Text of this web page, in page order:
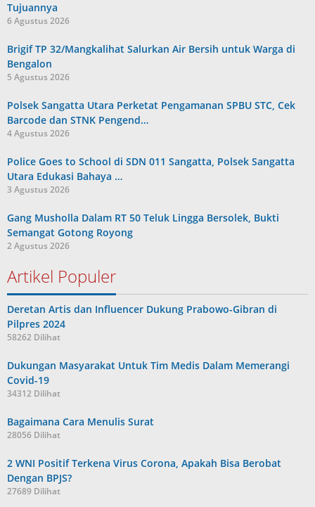
Tujuannya
6 Agustus 2026
Brigif TP 32/Mangkalihat Salurkan Air Bersih untuk Warga di
Bengalon
5 Agustus 2026
Polsek Sangatta Utara Perketat Pengamanan SPBU STC, Cek
Barcode dan STNK Pengend…
4 Agustus 2026
Police Goes to School di SDN 011 Sangatta, Polsek Sangatta
Utara Edukasi Bahaya …
3 Agustus 2026
Gang Musholla Dalam RT 50 Teluk Lingga Bersolek, Bukti
Semangat Gotong Royong
2 Agustus 2026
Artikel Populer
Deretan Artis dan Influencer Dukung Prabowo-Gibran di
Pilpres 2024
58262 Dilihat
Dukungan Masyarakat Untuk Tim Medis Dalam Memerangi
Covid-19
34312 Dilihat
Bagaimana Cara Menulis Surat
28056 Dilihat
2 WNI Positif Terkena Virus Corona, Apakah Bisa Berobat
Dengan BPJS?
27689 Dilihat